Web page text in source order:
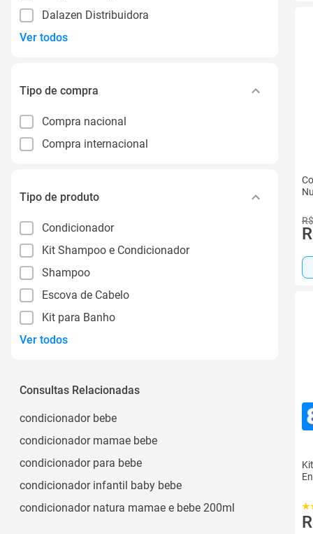
Dalazen Distribuidora
Ver todos
Tipo de compra
Compra nacional
Compra internacional
Tipo de produto
Condicionador
Kit Shampoo e Condicionador
Shampoo
Escova de Cabelo
Kit para Banho
Ver todos
Consultas Relacionadas
condicionador bebe
condicionador mamae bebe
condicionador para bebe
condicionador infantil baby bebe
condicionador natura mamae e bebe 200ml